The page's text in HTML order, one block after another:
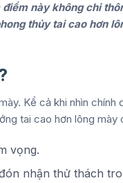
này không chỉ
thủy tai cao hơn
Kể cả khi nhìn chính
tai cao hơn lông mày
vọng.
nhận thử thách